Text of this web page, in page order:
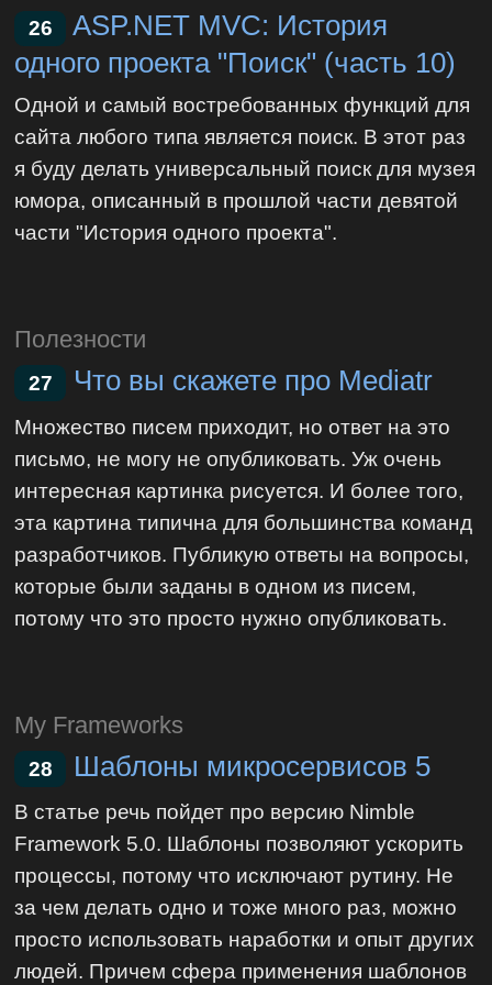
26
ASP.NET MVC: История
одного проекта "Поиск" (часть 10)
Одной и самый востребованных функций для
сайта любого типа является поиск. В этот раз
я буду делать универсальный поиск для музея
юмора, описанный в прошлой части девятой
части "История одного проекта".
Полезности
27 Что вы скажете про Mediatr
Множество писем приходит, но ответ на это
письмо, не могу не опубликовать. Уж очень
интересная картинка рисуется. И более того,
эта картина типична для большинства команд
разработчиков. Публикую ответы на вопросы,
которые были заданы в одном из писем,
потому что это просто нужно опубликовать.
My Frameworks
28 Шаблоны микросервисов 5
В статье речь пойдет про версию Nimble
Framework 5.0. Шаблоны позволяют ускорить
процессы, потому что исключают рутину. Не
за чем делать одно и тоже много раз, можно
просто использовать наработки и опыт других
людей. Причем сфера применения шаблонов